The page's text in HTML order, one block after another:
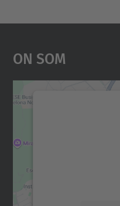
On Som